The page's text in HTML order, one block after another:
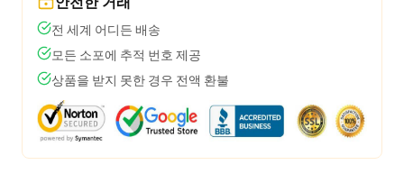
전 세계 어디든 배송
모든 소포에 추적 번호 제공
상품을 받지 못한 경우 전액 환불